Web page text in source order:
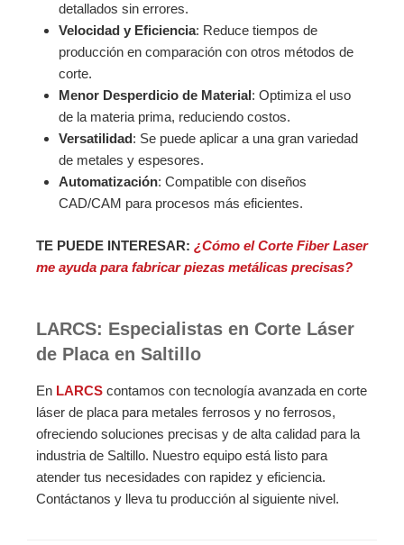
detallados sin errores.
Velocidad y Eficiencia: Reduce tiempos de
producción en comparación con otros métodos de
corte.
Menor Desperdicio de Material: Optimiza el uso
de la materia prima, reduciendo costos.
Versatilidad: Se puede aplicar a una gran variedad
de metales y espesores.
Automatización: Compatible con diseños
CAD/CAM para procesos más eficientes.
TE PUEDE INTERESAR: ¿Cómo el Corte Fiber Laser
me ayuda para fabricar piezas metálicas precisas?
LARCS: Especialistas en Corte Láser
de Placa en Saltillo
En LARCS contamos con tecnología avanzada en corte
láser de placa para metales ferrosos y no ferrosos,
ofreciendo soluciones precisas y de alta calidad para la
industria de Saltillo. Nuestro equipo está listo para
atender tus necesidades con rapidez y eficiencia.
Contáctanos y lleva tu producción al siguiente nivel.